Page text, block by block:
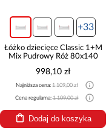
+33
Łóżko dziecięce Classic 1+M
Mix Pudrowy Róż 80x140
998,10 zł
Najniższa cena:1 109,00 zł
Cena regularna:1 109,00 zł
Dodaj do koszyka